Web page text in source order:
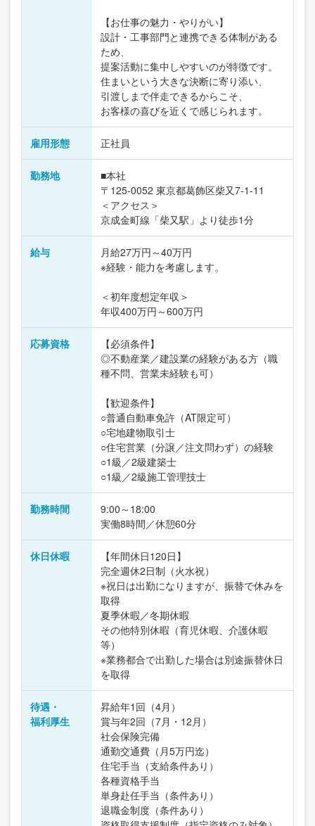
【お仕事の魅力・やりがい】
設計・工事部門と連携できる体制がある
ため、
提案活動に集中しやすいのが特徴です。
住まいという大きな決断に寄り添い、
引渡しまで伴走できるからこそ、
お客様の喜びを近くで感じられます。
雇用形態 正社員
勤務地
■本社
〒125-0052 東京都葛飾区柴又7-1-11
＜アクセス＞
京成金町線「柴又駅」より徒歩1分
給与
月給27万円～40万円
※経験・能力を考慮します。
＜初年度想定年収＞
年収400万円～600万円
応募資格
【必須条件】
◎不動産業／建設業の経験がある方（職
種不問、営業未経験も可）
【歓迎条件】
○普通自動車免許（AT限定可）
○宅地建物取引士
○住宅営業（分譲／注文問わず）の経験
○1級／2級建築士
○1級／2級施工管理技士
勤務時間
9:00～18:00
実働8時間／休憩60分
休日休暇
【年間休日120日】
完全週休2日制（火水祝）
※祝日は出勤になりますが、振替で休みを
取得
夏季休暇／冬期休暇
その他特別休暇（育児休暇、介護休暇
等）
※業務都合で出勤した場合は別途振替休日
を取得
待遇・
福利厚生
昇給年1回（4月）
賞与年2回（7月・12月）
社会保険完備
通勤交通費（月5万円迄）
住宅手当（支給条件あり）
各種資格手当
単身赴任手当（条件あり）
退職金制度（条件あり）